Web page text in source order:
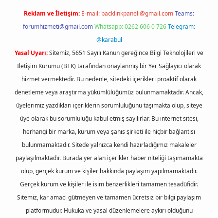
Reklam ve İletişim: E-mail: backlinkpaneli@gmail.comTeams:
forumhizmeti@gmail.comWhatsapp: 0262 606 0 726Telegram:
@karabul
Yasal Uyarı:Sitemiz, 5651 Sayılı Kanun gereğince Bilgi Teknolojileri ve
İletişim Kurumu (BTK) tarafından onaylanmış bir Yer Sağlayıcı olarak
hizmet vermektedir. Bu nedenle, sitedeki içerikleri proaktif olarak
denetleme veya araştırma yükümlülüğümüz bulunmamaktadır. Ancak,
üyelerimiz yazdıkları içeriklerin sorumluluğunu taşımakta olup, siteye
üye olarak bu sorumluluğu kabul etmiş sayılırlar. Bu internet sitesi,
herhangi bir marka, kurum veya şahıs şirketi ile hiçbir bağlantısı
bulunmamaktadır. Sitede yalnızca kendi hazırladığımız makaleler
paylaşılmaktadır. Burada yer alan içerikler haber niteliği taşımamakta
olup, gerçek kurum ve kişiler hakkında paylaşım yapılmamaktadır.
Gerçek kurum ve kişiler ile isim benzerlikleri tamamen tesadüfidir.
Sitemiz, kar amacı gütmeyen ve tamamen ücretsiz bir bilgi paylaşım
platformudur. Hukuka ve yasal düzenlemelere aykırı olduğunu